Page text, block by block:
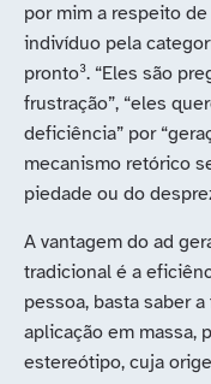
por mim a respeito
indivíduo pela
pronto³. “Eles são
frustração”, “eles
deficiência” por
mecanismo retórico
piedade ou do
A vantagem do ad
tradicional é a
pessoa, basta saber
aplicação em massa,
estereótipo, cuja